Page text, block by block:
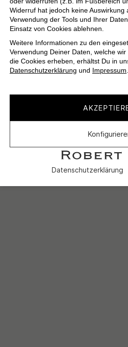
Widerruf hat jedoch keine Auswirkung
Verwendung der Tools und Ihrer
Einsatz von Cookies ablehnen.
Weitere Informationen zu den
Verwendung Deiner Daten, welche
die Cookies erheben, erhältst Du in
Datenschutzerklärung und Impressum.
Datenschutzerklärung